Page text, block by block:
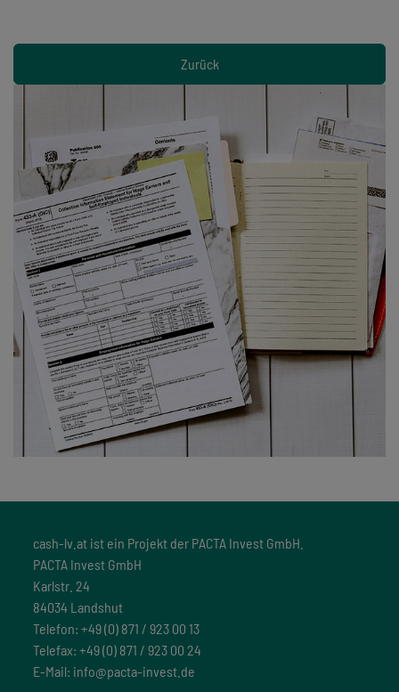
Zurück
cash-lv.at ist ein Projekt der PACTA Invest GmbH.
PACTA Invest GmbH
Karlstr. 24
84034 Landshut
Telefon: +49 (0) 871 / 923 00 13
Telefax: +49 (0) 871 / 923 00 24
E-Mail: info@pacta-invest.de